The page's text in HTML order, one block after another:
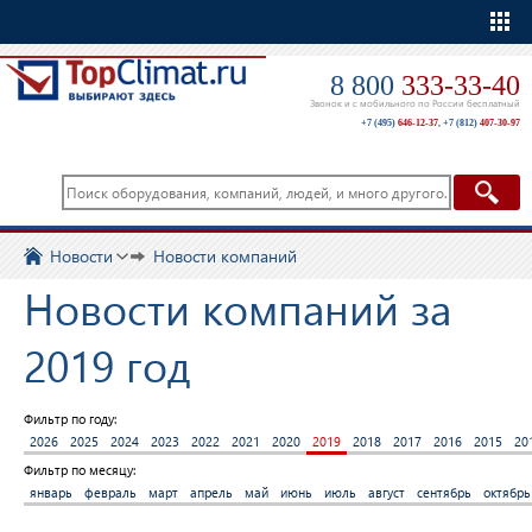
8 800 333-33-40
Звонок и с мобильного по России бесплатный
+7 (495) 646-12-37, +7 (812) 407-30-97
Новости Новости компаний
Новости компаний за
2019 год
Фильтр по году:
2026
2025 2024 2023 2022 2021 2020 2019 2018 2017 2016 2015
Фильтр по месяцу:
январь
февраль март апрель май июнь июль август сентябрь октябрь